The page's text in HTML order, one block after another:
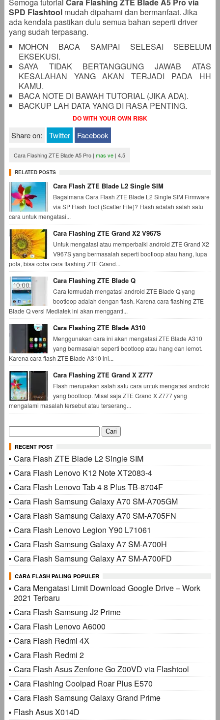
Semoga tutorial Cara Flashing ZTE Blade A5 Pro via
SPD Flashtoolmudah dipahami dan bermanfaat. Jika
ada kendala pastikan dulu semua bahan seperti driver
yang sudah terpasang.
MOHON BACA SAMPAI SELESAI SEBELUM
EKSEKUSI.
SAYA TIDAK BERTANGGUNG JAWAB ATAS
KESALAHAN YANG AKAN TERJADI PADA HH
KAMU.
BACA NOTE DI BAWAH TUTORIAL (JIKA ADA).
BACKUP LAH DATA YANG DI RASA PENTING.
DO WITH YOUR OWN RISK
Share on: Twitter Facebook
Cara Flashing ZTE Blade A5 Pro| mas ve | 4.5
RELATED POSTS
Cara Flash ZTE Blade L2 Single SIM
Bagaimana Cara Flash ZTE Blade L2 Single SIM Firmware
via SP Flash Tool (Scatter File)? Flash adalah salah satu
cara untuk mengatasi...
Cara Flashing ZTE Grand X2 V967S
Untuk mengatasi atau memperbaiki android ZTE Grand X2
V967S yang bermasalah seperti bootloop atau hang, lupa
pola, bisa coba cara flashing ZTE Grand...
Cara Flashing ZTE Blade Q
Cara termudah mengatasi android ZTE Blade Q yang
bootloop adalah dengan flash. Karena cara flashing ZTE
Blade Q versi Mediatek ini akan mengganti...
Cara Flashing ZTE Blade A310
Menggunakan cara ini akan mengatasi ZTE Blade A310
yang bermasalah seperti bootloop atau hang dan lemot.
Karena cara flash ZTE Blade A310 ini...
Cara Flashing ZTE Grand X Z777
Flash merupakan salah satu cara untuk mengatasi android
yang bootloop. Misal saja ZTE Grand X Z777 yang
mengalami masalah tersebut atau terserang...
Cari
untuk:
RECENT POST
Cara Flash ZTE Blade L2 Single SIM
Cara Flash Lenovo K12 Note XT2083-4
Cara Flash Lenovo Tab 4 8 Plus TB-8704F
Cara Flash Samsung Galaxy A70 SM-A705GM
Cara Flash Samsung Galaxy A70 SM-A705FN
Cara Flash Lenovo Legion Y90 L71061
Cara Flash Samsung Galaxy A7 SM-A700H
Cara Flash Samsung Galaxy A7 SM-A700FD
CARA FLASH PALING POPULER
Cara Mengatasi Limit Download Google Drive – Work
2021 Terbaru
Cara Flash Samsung J2 Prime
Cara Flash Lenovo A6000
Cara Flash Redmi 4X
Cara Flash Redmi 2
Cara Flash Asus Zenfone Go Z00VD via Flashtool
Cara Flashing Coolpad Roar Plus E570
Cara Flash Samsung Galaxy Grand Prime
Flash Asus X014D